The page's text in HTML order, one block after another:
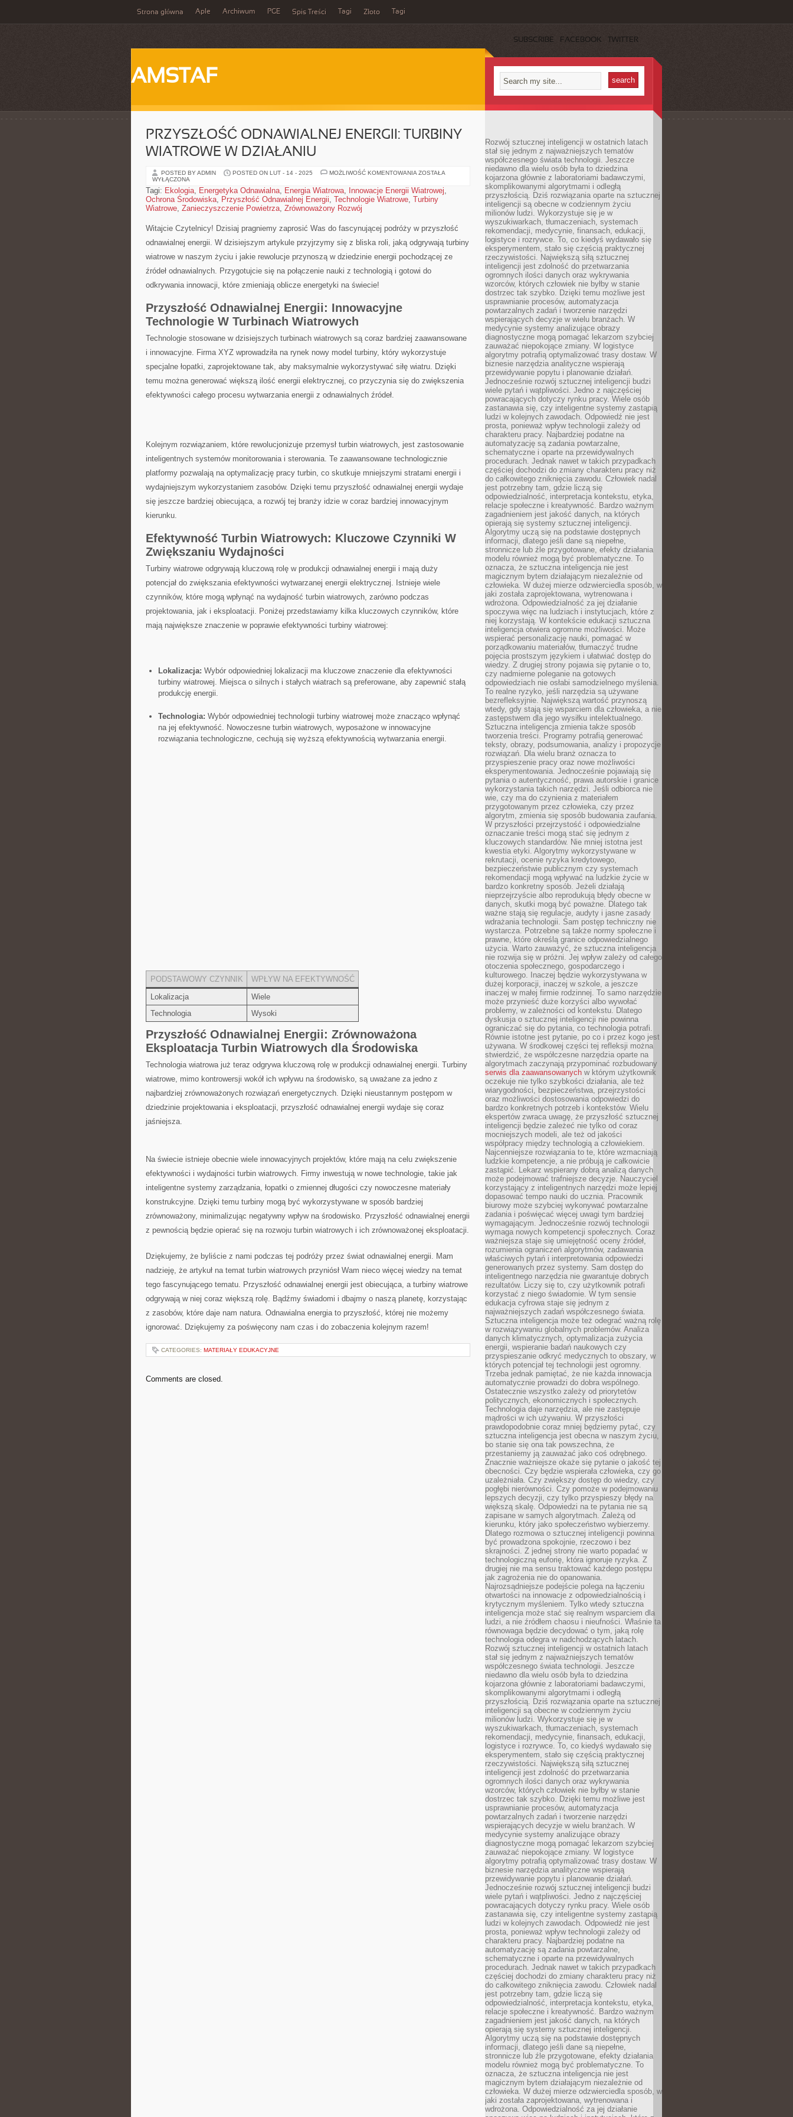
Strona główna Aple Archiwum PGE Spis Treści Tagi Złoto Tagi
SUBSCRIBE FACEBOOK TWITTER
AMSTAF
PRZYSZŁOŚĆ ODNAWIALNEJ ENERGII: TURBINY
WIATROWE W DZIAŁANIU
POSTED BY ADMIN POSTED ON LUT - 14 - 2025 MOŻLIWOŚĆ KOMENTOWANIA PRZYSZŁOŚĆ
TURBINY
WIATROWE
ZOSTAŁA
WYŁĄCZONA
Tagi: Ekologia, Energetyka Odnawialna, Energia Wiatrowa, Innowacje Energii Wiatrowej,
Ochrona Środowiska, Przyszłość Odnawialnej Energii, Technologie Wiatrowe, Turbiny
Wiatrowe, Zanieczyszczenie Powietrza, Zrównoważony Rozwój
Witajcie Czytelnicy! Dzisiaj pragniemy zaprosić Was do fascynującej podróży w⁢ przyszłość
odnawialnej energii. W ​dzisiejszym ‌artykule przyjrzymy się z bliska roli, jaką odgrywają turbiny
wiatrowe w ⁢naszym życiu i jakie rewolucje przynoszą w dziedzinie energii pochodzącej ze⁣
źródeł odnawialnych. Przygotujcie się ⁢na połączenie nauki z technologią i gotowi do
odkrywania innowacji, ⁤które zmieniają oblicze​ energetyki na świecie!
Przyszłość Odnawialnej⁤ Energii: Innowacyjne
Technologie W⁣ Turbinach Wiatrowych
Technologie ⁣stosowane w⁤ dzisiejszych turbinach wiatrowych‍ są ⁣coraz ⁢bardziej zaawansowane
i innowacyjne. Firma XYZ wprowadziła na rynek⁤ nowy model ⁤turbiny, który wykorzystuje
specjalne łopatki, zaprojektowane tak, aby⁣ maksymalnie wykorzystywać siłę wiatru. Dzięki
temu można generować większą ilość energii elektrycznej,‌ co przyczynia się do zwiększenia
efektywności całego procesu wytwarzania energii z odnawialnych​ źródeł.
Kolejnym rozwiązaniem, które⁣ rewolucjonizuje przemysł turbin wiatrowych, jest zastosowanie
inteligentnych systemów monitorowania i sterowania. Te zaawansowane technologicznie
platformy pozwalają na optymalizację pracy turbin, co skutkuje mniejszymi stratami energii ⁤i
wydajniejszym wykorzystaniem ⁣zasobów.⁣ Dzięki temu przyszłość odnawialnej energii wydaje
się jeszcze bardziej obiecująca, ⁢a rozwój tej⁢ branży idzie w coraz bardziej innowacyjnym
⁢kierunku.
Efektywność Turbin Wiatrowych: Kluczowe ​Czynniki W
Zwiększaniu Wydajności
Turbiny wiatrowe‌ odgrywają​ kluczową rolę w produkcji odnawialnej‌ energii⁢ i mają duży⁢
potencjał do​ zwiększania efektywności wytwarzanej​ energii elektrycznej. Istnieje wiele
czynników, które mogą ​wpłynąć na​ wydajność turbin wiatrowych,⁤ zarówno⁣ podczas⁣
projektowania, jak ​i eksploatacji.​ Poniżej przedstawiamy kilka kluczowych⁤ czynników, które
mają największe znaczenie w⁢ poprawie efektywności⁣ turbiny wiatrowej:
Lokalizacja: ​Wybór odpowiedniej lokalizacji ma ​kluczowe znaczenie dla efektywności
turbiny wiatrowej. Miejsca o silnych ⁣i stałych⁤ wiatrach⁢ są ⁤preferowane, aby zapewnić stałą
produkcję energii.
Technologia: Wybór odpowiedniej ⁣technologii ⁢turbiny wiatrowej może znacząco ​wpłynąć
na jej efektywność. Nowoczesne turbin wiatrowych,‌ wyposażone w⁤ innowacyjne
rozwiązania technologiczne, cechują się wyższą ‍efektywnością wytwarzania energii.
PODSTAWOWY CZYNNIK
WPŁYW ‌NA EFEKTYWNOŚĆ
Lokalizacja
Wiele
Technologia
Wysoki
Przyszłość Odnawialnej Energii: Zrównoważona
Eksploatacja Turbin Wiatrowych ⁤dla Środowiska
Technologia wiatrowa już teraz odgrywa kluczową rolę w produkcji odnawialnej energii. Turbiny
wiatrowe, mimo kontrowersji wokół ich wpływu na środowisko, są uważane za jedno⁢ z
najbardziej ‌zrównoważonych rozwiązań energetycznych. Dzięki nieustannym postępom w
dziedzinie projektowania i eksploatacji, przyszłość odnawialnej energii wydaje się coraz
jaśniejsza.
Na świecie⁢ istnieje obecnie⁤ wiele innowacyjnych ‌projektów,⁤ które mają na ⁣celu zwiększenie
efektywności i wydajności​ turbin ‍wiatrowych. Firmy inwestują w ⁣nowe technologie, takie jak
inteligentne systemy zarządzania, łopatki o zmiennej długości czy‍ nowoczesne materiały
konstrukcyjne. Dzięki temu turbiny mogą być wykorzystywane w‌ sposób⁣ bardziej
zrównoważony, minimalizując negatywny⁤ wpływ​ na​ środowisko. Przyszłość odnawialnej energii⁣
z pewnością będzie opierać się ‍na rozwoju turbin wiatrowych i ich zrównoważonej eksploatacji.
Dziękujemy, że byliście z nami podczas tej podróży przez świat odnawialnej energii. ​Mam
nadzieję,⁣ że ⁣artykuł na temat‌ turbin wiatrowych przyniósł​ Wam nieco ‍więcej wiedzy na temat
tego fascynującego tematu. Przyszłość odnawialnej energii ⁢jest obiecująca, a turbiny wiatrowe
odgrywają w‍ niej coraz⁣ większą rolę. Bądźmy świadomi i dbajmy o naszą ‍planetę,‍ korzystając
z‍ zasobów, które ‌daje nam⁣ natura. Odnawialna energia to przyszłość, której ​nie‌ możemy
ignorować. Dziękujemy za ⁣poświęcony nam czas i do ‌zobaczenia kolejnym razem!
CATEGORIES: MATERIAŁY EDUKACYJNE
Comments are closed.
Rozwój sztucznej inteligencji w ostatnich latach
stał się jednym z najważniejszych tematów
współczesnego świata technologii. Jeszcze
niedawno dla wielu osób była to dziedzina
kojarzona głównie z laboratoriami badawczymi,
skomplikowanymi algorytmami i odległą
przyszłością. Dziś rozwiązania oparte na sztucznej
inteligencji są obecne w codziennym życiu
milionów ludzi. Wykorzystuje się je w
wyszukiwarkach, tłumaczeniach, systemach
rekomendacji, medycynie, finansach, edukacji,
logistyce i rozrywce. To, co kiedyś wydawało się
eksperymentem, stało się częścią praktycznej
rzeczywistości. Największą siłą sztucznej
inteligencji jest zdolność do przetwarzania
ogromnych ilości danych oraz wykrywania
wzorców, których człowiek nie byłby w stanie
dostrzec tak szybko. Dzięki temu możliwe jest
usprawnianie procesów, automatyzacja
powtarzalnych zadań i tworzenie narzędzi
wspierających decyzje w wielu branżach. W
medycynie systemy analizujące obrazy
diagnostyczne mogą pomagać lekarzom szybciej
zauważać niepokojące zmiany. W logistyce
algorytmy potrafią optymalizować trasy dostaw. W
biznesie narzędzia analityczne wspierają
przewidywanie popytu i planowanie działań.
Jednocześnie rozwój sztucznej inteligencji budzi
wiele pytań i wątpliwości. Jedno z najczęściej
powracających dotyczy rynku pracy. Wiele osób
zastanawia się, czy inteligentne systemy zastąpią
ludzi w kolejnych zawodach. Odpowiedź nie jest
prosta, ponieważ wpływ technologii zależy od
charakteru pracy. Najbardziej podatne na
automatyzację są zadania powtarzalne,
schematyczne i oparte na przewidywalnych
procedurach. Jednak nawet w takich przypadkach
częściej dochodzi do zmiany charakteru pracy niż
do całkowitego zniknięcia zawodu. Człowiek nadal
jest potrzebny tam, gdzie liczą się
odpowiedzialność, interpretacja kontekstu, etyka,
relacje społeczne i kreatywność. Bardzo ważnym
zagadnieniem jest jakość danych, na których
opierają się systemy sztucznej inteligencji.
Algorytmy uczą się na podstawie dostępnych
informacji, dlatego jeśli dane są niepełne,
stronnicze lub źle przygotowane, efekty działania
modelu również mogą być problematyczne. To
oznacza, że sztuczna inteligencja nie jest
magicznym bytem działającym niezależnie od
człowieka. W dużej mierze odzwierciedla sposób, w
jaki została zaprojektowana, wytrenowana i
wdrożona. Odpowiedzialność za jej działanie
spoczywa więc na ludziach i instytucjach, które z
niej korzystają. W kontekście edukacji sztuczna
inteligencja otwiera ogromne możliwości. Może
wspierać personalizację nauki, pomagać w
porządkowaniu materiałów, tłumaczyć trudne
pojęcia prostszym językiem i ułatwiać dostęp do
wiedzy. Z drugiej strony pojawia się pytanie o to,
czy nadmierne poleganie na gotowych
odpowiedziach nie osłabi samodzielnego myślenia.
To realne ryzyko, jeśli narzędzia są używane
bezrefleksyjnie. Największą wartość przynoszą
wtedy, gdy stają się wsparciem dla człowieka, a nie
zastępstwem dla jego wysiłku intelektualnego.
Sztuczna inteligencja zmienia także sposób
tworzenia treści. Programy potrafią generować
teksty, obrazy, podsumowania, analizy i propozycje
rozwiązań. Dla wielu branż oznacza to
przyspieszenie pracy oraz nowe możliwości
eksperymentowania. Jednocześnie pojawiają się
pytania o autentyczność, prawa autorskie i granice
wykorzystania takich narzędzi. Jeśli odbiorca nie
wie, czy ma do czynienia z materiałem
przygotowanym przez człowieka, czy przez
algorytm, zmienia się sposób budowania zaufania.
W przyszłości przejrzystość i odpowiedzialne
oznaczanie treści mogą stać się jednym z
kluczowych standardów. Nie mniej istotna jest
kwestia etyki. Algorytmy wykorzystywane w
rekrutacji, ocenie ryzyka kredytowego,
bezpieczeństwie publicznym czy systemach
rekomendacji mogą wpływać na ludzkie życie w
bardzo konkretny sposób. Jeżeli działają
nieprzejrzyście albo reprodukują błędy obecne w
danych, skutki mogą być poważne. Dlatego tak
ważne stają się regulacje, audyty i jasne zasady
wdrażania technologii. Sam postęp techniczny nie
wystarcza. Potrzebne są także normy społeczne i
prawne, które określą granice odpowiedzialnego
użycia. Warto zauważyć, że sztuczna inteligencja
nie rozwija się w próżni. Jej wpływ zależy od całego
otoczenia społecznego, gospodarczego i
kulturowego. Inaczej będzie wykorzystywana w
dużej korporacji, inaczej w szkole, a jeszcze
inaczej w małej firmie rodzinnej. To samo narzędzie
może przynieść duże korzyści albo wywołać
problemy, w zależności od kontekstu. Dlatego
dyskusja o sztucznej inteligencji nie powinna
ograniczać się do pytania, co technologia potrafi.
Równie istotne jest pytanie, po co i przez kogo jest
używana. W środkowej części tej refleksji można
stwierdzić, że współczesne narzędzia oparte na
algorytmach zaczynają przypominać rozbudowany
serwis dla zaawansowanych w którym użytkownik
oczekuje nie tylko szybkości działania, ale też
wiarygodności, bezpieczeństwa, przejrzystości
oraz możliwości dostosowania odpowiedzi do
bardzo konkretnych potrzeb i kontekstów. Wielu
ekspertów zwraca uwagę, że przyszłość sztucznej
inteligencji będzie zależeć nie tylko od coraz
mocniejszych modeli, ale też od jakości
współpracy między technologią a człowiekiem.
Najcenniejsze rozwiązania to te, które wzmacniają
ludzkie kompetencje, a nie próbują je całkowicie
zastąpić. Lekarz wspierany dobrą analizą danych
może podejmować trafniejsze decyzje. Nauczyciel
korzystający z inteligentnych narzędzi może lepiej
dopasować tempo nauki do ucznia. Pracownik
biurowy może szybciej wykonywać powtarzalne
zadania i poświęcać więcej uwagi tym bardziej
wymagającym. Jednocześnie rozwój technologii
wymaga nowych kompetencji społecznych. Coraz
ważniejsza staje się umiejętność oceny źródeł,
rozumienia ograniczeń algorytmów, zadawania
właściwych pytań i interpretowania odpowiedzi
generowanych przez systemy. Sam dostęp do
inteligentnego narzędzia nie gwarantuje dobrych
rezultatów. Liczy się to, czy użytkownik potrafi
korzystać z niego świadomie. W tym sensie
edukacja cyfrowa staje się jednym z
najważniejszych zadań współczesnego świata.
Sztuczna inteligencja może też odegrać ważną rolę
w rozwiązywaniu globalnych problemów. Analiza
danych klimatycznych, optymalizacja zużycia
energii, wspieranie badań naukowych czy
przyspieszanie odkryć medycznych to obszary, w
których potencjał tej technologii jest ogromny.
Trzeba jednak pamiętać, że nie każda innowacja
automatycznie prowadzi do dobra wspólnego.
Ostatecznie wszystko zależy od priorytetów
politycznych, ekonomicznych i społecznych.
Technologia daje narzędzia, ale nie zastępuje
mądrości w ich używaniu. W przyszłości
prawdopodobnie coraz mniej będziemy pytać, czy
sztuczna inteligencja jest obecna w naszym życiu,
bo stanie się ona tak powszechna, że
przestaniemy ją zauważać jako coś odrębnego.
Znacznie ważniejsze okaże się pytanie o jakość tej
obecności. Czy będzie wspierała człowieka, czy go
uzależniała. Czy zwiększy dostęp do wiedzy, czy
pogłębi nierówności. Czy pomoże w podejmowaniu
lepszych decyzji, czy tylko przyspieszy błędy na
większą skalę. Odpowiedzi na te pytania nie są
zapisane w samych algorytmach. Zależą od
kierunku, który jako społeczeństwo wybierzemy.
Dlatego rozmowa o sztucznej inteligencji powinna
być prowadzona spokojnie, rzeczowo i bez
skrajności. Z jednej strony nie warto popadać w
technologiczną euforię, która ignoruje ryzyka. Z
drugiej nie ma sensu traktować każdego postępu
jak zagrożenia nie do opanowania.
Najrozsądniejsze podejście polega na łączeniu
otwartości na innowacje z odpowiedzialnością i
krytycznym myśleniem. Tylko wtedy sztuczna
inteligencja może stać się realnym wsparciem dla
ludzi, a nie źródłem chaosu i nieufności. Właśnie ta
równowaga będzie decydować o tym, jaką rolę
technologia odegra w nadchodzących latach.
Rozwój sztucznej inteligencji w ostatnich latach
stał się jednym z najważniejszych tematów
współczesnego świata technologii. Jeszcze
niedawno dla wielu osób była to dziedzina
kojarzona głównie z laboratoriami badawczymi,
skomplikowanymi algorytmami i odległą
przyszłością. Dziś rozwiązania oparte na sztucznej
inteligencji są obecne w codziennym życiu
milionów ludzi. Wykorzystuje się je w
wyszukiwarkach, tłumaczeniach, systemach
rekomendacji, medycynie, finansach, edukacji,
logistyce i rozrywce. To, co kiedyś wydawało się
eksperymentem, stało się częścią praktycznej
rzeczywistości. Największą siłą sztucznej
inteligencji jest zdolność do przetwarzania
ogromnych ilości danych oraz wykrywania
wzorców, których człowiek nie byłby w stanie
dostrzec tak szybko. Dzięki temu możliwe jest
usprawnianie procesów, automatyzacja
powtarzalnych zadań i tworzenie narzędzi
wspierających decyzje w wielu branżach. W
medycynie systemy analizujące obrazy
diagnostyczne mogą pomagać lekarzom szybciej
zauważać niepokojące zmiany. W logistyce
algorytmy potrafią optymalizować trasy dostaw. W
biznesie narzędzia analityczne wspierają
przewidywanie popytu i planowanie działań.
Jednocześnie rozwój sztucznej inteligencji budzi
wiele pytań i wątpliwości. Jedno z najczęściej
powracających dotyczy rynku pracy. Wiele osób
zastanawia się, czy inteligentne systemy zastąpią
ludzi w kolejnych zawodach. Odpowiedź nie jest
prosta, ponieważ wpływ technologii zależy od
charakteru pracy. Najbardziej podatne na
automatyzację są zadania powtarzalne,
schematyczne i oparte na przewidywalnych
procedurach. Jednak nawet w takich przypadkach
częściej dochodzi do zmiany charakteru pracy niż
do całkowitego zniknięcia zawodu. Człowiek nadal
jest potrzebny tam, gdzie liczą się
odpowiedzialność, interpretacja kontekstu, etyka,
relacje społeczne i kreatywność. Bardzo ważnym
zagadnieniem jest jakość danych, na których
opierają się systemy sztucznej inteligencji.
Algorytmy uczą się na podstawie dostępnych
informacji, dlatego jeśli dane są niepełne,
stronnicze lub źle przygotowane, efekty działania
modelu również mogą być problematyczne. To
oznacza, że sztuczna inteligencja nie jest
magicznym bytem działającym niezależnie od
człowieka. W dużej mierze odzwierciedla sposób, w
jaki została zaprojektowana, wytrenowana i
wdrożona. Odpowiedzialność za jej działanie